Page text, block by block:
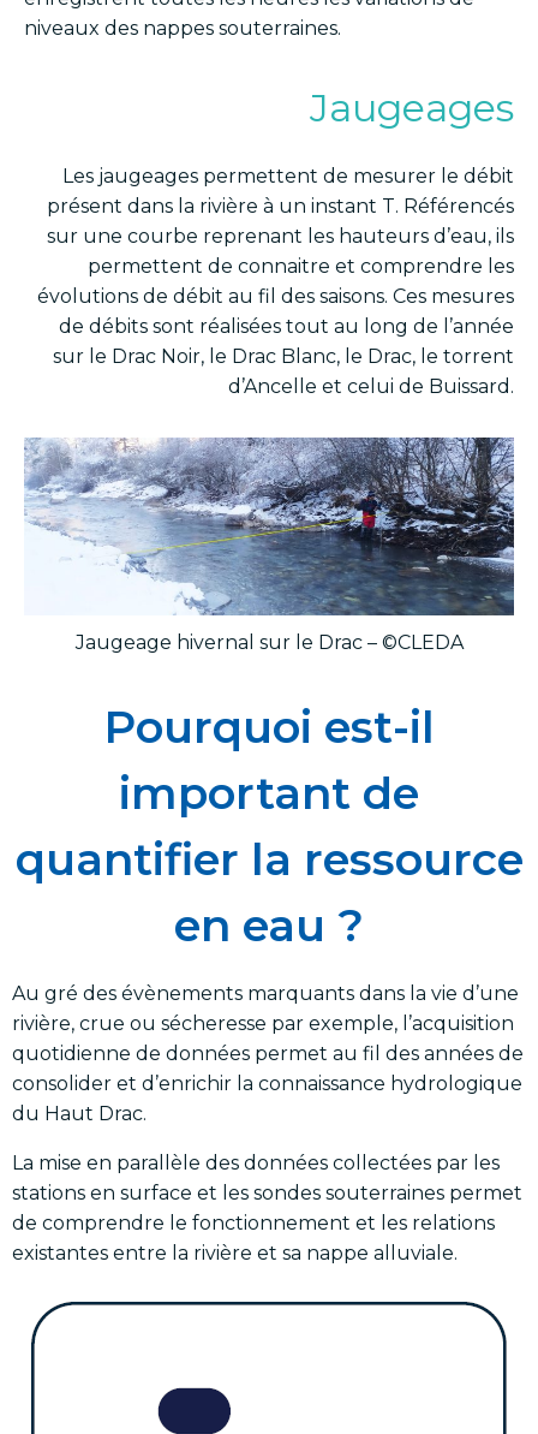
niveaux des nappes souterraines.
Jaugeages
Les jaugeages permettent de mesurer le débit
présent dans la rivière à un instant T. Référencés
sur une courbe reprenant les hauteurs d’eau, ils
permettent de connaitre et comprendre les
évolutions de débit au fil des saisons. Ces mesures
de débits sont réalisées tout au long de l’année
sur le Drac Noir, le Drac Blanc, le Drac, le torrent
d’Ancelle et celui de Buissard.
Jaugeage hivernal sur le Drac – ©CLEDA
Pourquoi est-il
important de
quantifier la ressource
en eau ?
Au gré des évènements marquants dans la vie d’une
rivière, crue ou sécheresse par exemple, l’acquisition
quotidienne de données permet au fil des années de
consolider et d’enrichir la connaissance hydrologique
du Haut Drac.
La mise en parallèle des données collectées par les
stations en surface et les sondes souterraines permet
de comprendre le fonctionnement et les relations
existantes entre la rivière et sa nappe alluviale.